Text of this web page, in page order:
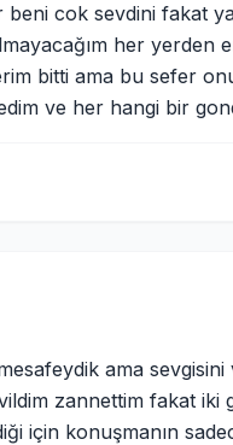
cok sevdini fakat
her yerden
bitti ama bu sefer
ve her hangi bir
ama sevgisini
zannettim fakat iki
için konuşmanın